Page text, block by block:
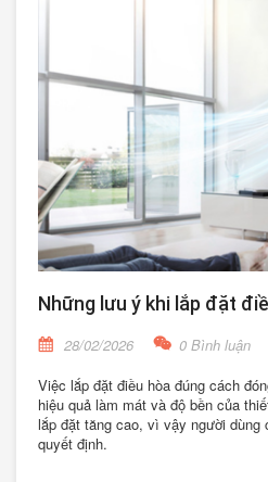
Những lưu ý khi lắp đặt
28/02/2026 0 Bình luận
Việc lắp đặt điều hòa đúng cách
hiệu quả làm mát và độ bền của
lắp đặt tăng cao, vì vậy người
quyết định.